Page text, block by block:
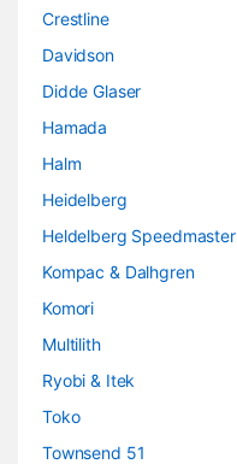
Crestline
Davidson
Didde Glaser
Hamada
Halm
Heidelberg
Heldelberg Speedmaster
Kompac & Dalhgren
Komori
Multilith
Ryobi & Itek
Toko
Townsend 51